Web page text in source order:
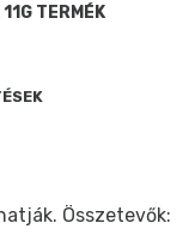
TERMÉK
Összetevők: